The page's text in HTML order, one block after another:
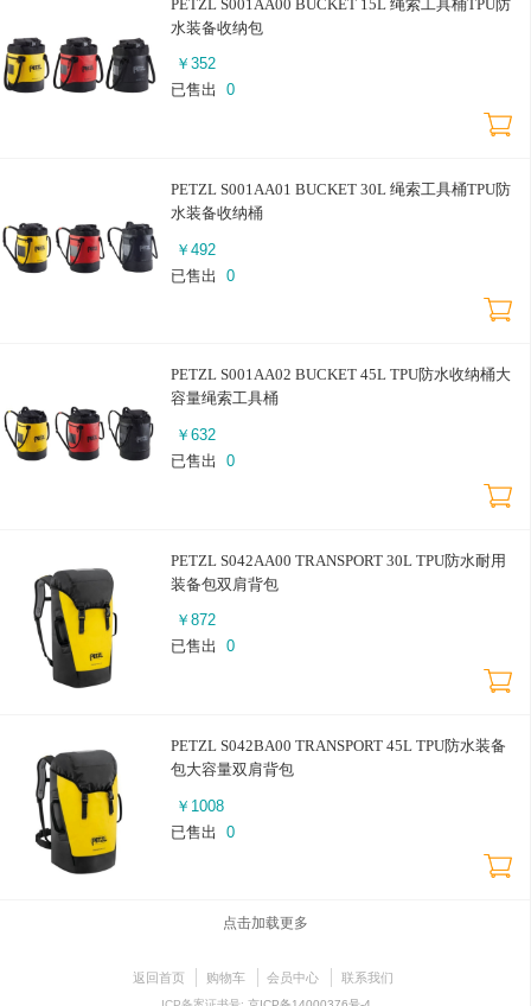
PETZL S001AA00 BUCKET 15L 绳索工具桶TPU防
水装备收纳包
￥ 352
已售出
0
PETZL S001AA01 BUCKET 30L 绳索工具桶TPU防
水装备收纳桶
￥ 492
已售出
0
PETZL S001AA02 BUCKET 45L TPU防水收纳桶大
容量绳索工具桶
￥ 632
已售出
0
PETZL S042AA00 TRANSPORT 30L TPU防水耐用
装备包双肩背包
￥ 872
已售出
0
PETZL S042BA00 TRANSPORT 45L TPU防水装备
包大容量双肩背包
￥ 1008
已售出
0
点击加载更多
返回首页 购物车 会员中心 联系我们